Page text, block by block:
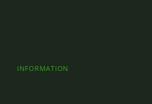
INFORMATION